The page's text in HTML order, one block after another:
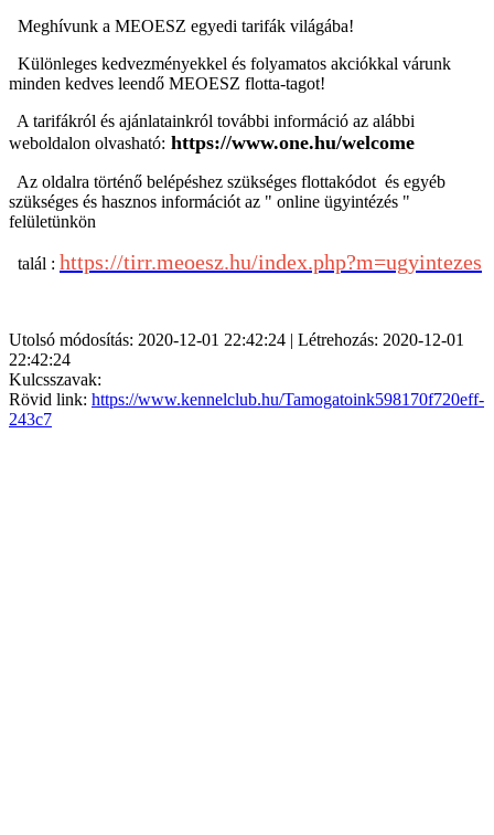
Meghívunk a MEOESZ egyedi tarifák világába!
Különleges kedvezményekkel és folyamatos akciókkal várunk
minden kedves leendő MEOESZ flotta-tagot!
A tarifákról és ajánlatainkról további információ az alábbi
weboldalon olvasható: https://www.one.hu/welcome
Az oldalra történő belépéshez szükséges flottakódot és egyéb
szükséges és hasznos információt az " online ügyintézés "
felületünkön
talál : https://tirr.meoesz.hu/index.php?m=ugyintezes
Utolsó módosítás: 2020-12-01 22:42:24 | Létrehozás: 2020-12-01
22:42:24
Kulcsszavak:
Rövid link: https://www.kennelclub.hu/Tamogatoink598170f720eff-
243c7